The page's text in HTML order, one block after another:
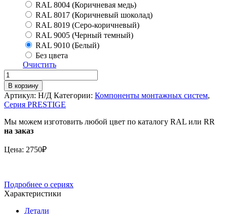
RAL 8004 (Коричневая медь)
RAL 8017 (Коричневый шоколад)
RAL 8019 (Серо-коричневый)
RAL 9005 (Черный темный)
RAL 9010 (Белый)
Без цвета
Очистить
Количество
Крепления
торцевого
ограждения
PRESTIGE
MASTER
фальц
В корзину
Артикул: Н/Д Категории: Компоненты монтажных систем,
Серия PRESTIGE
Мы можем изготовить любой цвет по каталогу RAL или RR
на заказ
Цена: 2750₽
Подробнее о сериях
Характеристики
Детали